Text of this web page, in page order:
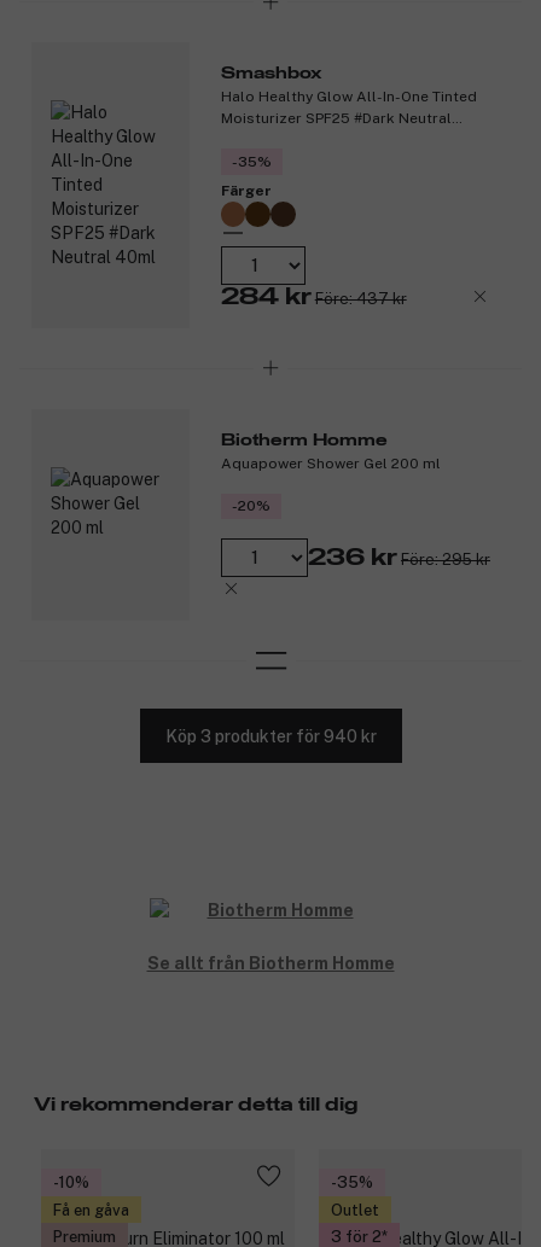
Smashbox
Halo Healthy Glow All-In-One Tinted
Moisturizer SPF25 #Dark Neutral
-35%
Färger
284 kr Före: 437 kr
Biotherm Homme
Aquapower Shower Gel 200 ml
-20%
236 kr Före: 295 kr
Köp 3 produkter för 940 kr
Se allt från Biotherm Homme
Vi rekommenderar detta till dig
-10%
Få en gåva
Premium
-35%
Outlet
3 för 2